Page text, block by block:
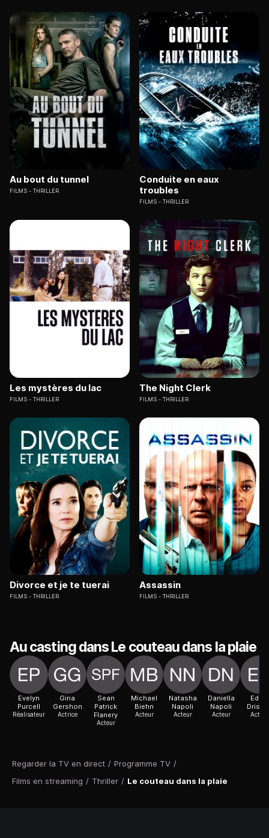
Regarder la TV en direct / Programme TV /
Films en streaming / Thriller / Le couteau dans la plaie
Au bout du tunnel
FILMS THRILLER
Conduite en eaux
troubles
FILMS THRILLER
Les mystères du lac
FILMS THRILLER
The Night Clerk
FILMS THRILLER
Divorce et je te tuerai
FILMS THRILLER
Assassin
FILMS THRILLER
Au casting dans Le couteau dans la plaie
Evelyn
Purcell
Réalisateur
Gina
Gershon
Actrice
Sean
Patrick
Flanery
Acteur
Michael
Biehn
Acteur
Natasha
Napoli
Acteur
Daniella
Napoli
Acteur
Eddie
Acteur